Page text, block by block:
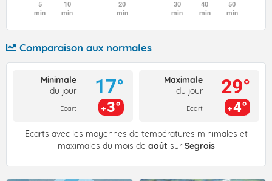
5
min
10
min
20
min
30
min
40
min
50
min
Comparaison aux normales
Minimale
du jour
Ecart
17°
3°
Maximale
du jour
Ecart
29°
4°
Écarts avec les moyennes de températures minimales et
maximales du mois de août sur Segrois